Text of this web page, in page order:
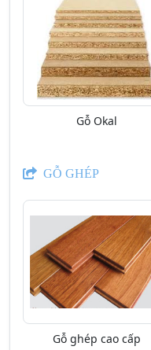
Gỗ Okal
GỖ GHÉP
Gỗ ghép cao cấp